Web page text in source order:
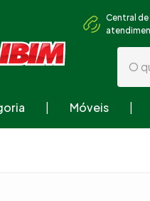
Central de
O
Móveis
Termos